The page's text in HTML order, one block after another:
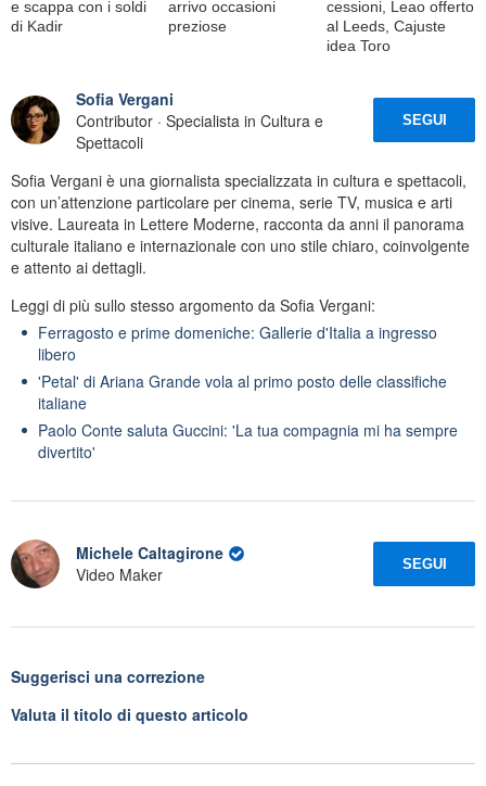
e scappa con i soldi
di Kadir
arrivo occasioni
preziose
cessioni, Leao offerto
al Leeds, Cajuste
idea Toro
Sofia Vergani
Contributor · Specialista in Cultura e
Spettacoli
SEGUI
Sofia Vergani è una giornalista specializzata in cultura e spettacoli,
con un’attenzione particolare per cinema, serie TV, musica e arti
visive. Laureata in Lettere Moderne, racconta da anni il panorama
culturale italiano e internazionale con uno stile chiaro, coinvolgente
e attento ai dettagli.
Leggi di più sullo stesso argomento da Sofia Vergani:
Ferragosto e prime domeniche: Gallerie d'Italia a ingresso
libero
'Petal' di Ariana Grande vola al primo posto delle classifiche
italiane
Paolo Conte saluta Guccini: 'La tua compagnia mi ha sempre
divertito'
Michele Caltagirone
Video Maker
SEGUI
Suggerisci una correzione
Valuta il titolo di questo articolo